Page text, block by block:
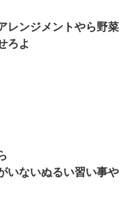
レンジメントやら野菜
ろよ
いないぬるい習い事や